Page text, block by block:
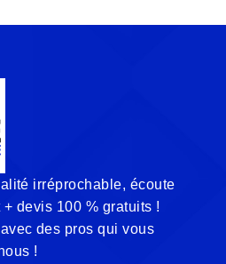
irréprochable, écoute
devis 100 % gratuits !
des pros qui vous
!